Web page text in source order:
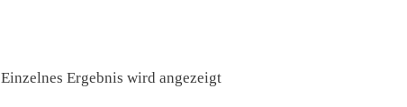
Einzelnes Ergebnis wird angezeigt